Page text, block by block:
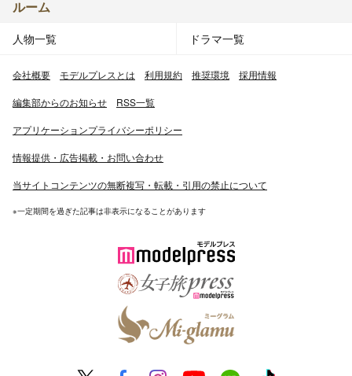
ルーム
人物一覧 ドラマ一覧
会社概要 モデルプレスとは 利用規約 推奨環境 採用情報
編集部からのお知らせ RSS一覧
アプリケーションプライバシーポリシー
情報提供・広告掲載・お問い合わせ
当サイトコンテンツの無断複写・転載・引用の禁止について
※一定期間を過ぎた記事は非表示になることがあります